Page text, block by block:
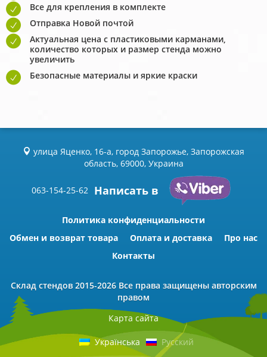
Все для крепления в комплекте
Отправка Новой почтой
Актуальная цена с пластиковыми карманами,
количество которых и размер стенда можно
увеличить
Безопасные материалы и яркие краски
улица Яценко, 16-а, город Запорожье, Запорожская
область, 69000, Украина
063-154-25-62 Написать в
Политика конфиденциальности
Обмен и возврат товара
Оплата и доставка
Про нас
Контакты
Склад стендов2015-2026 Всe права защищены авторским
правом
Карта сайта
Українська Русский